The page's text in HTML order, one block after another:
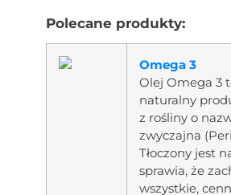
Polecane produkty:
Omega 3
Olej Omega 3
naturalny
z rośliny o
zwyczajna
Tłoczony jest
sprawia, że
wszystkie,